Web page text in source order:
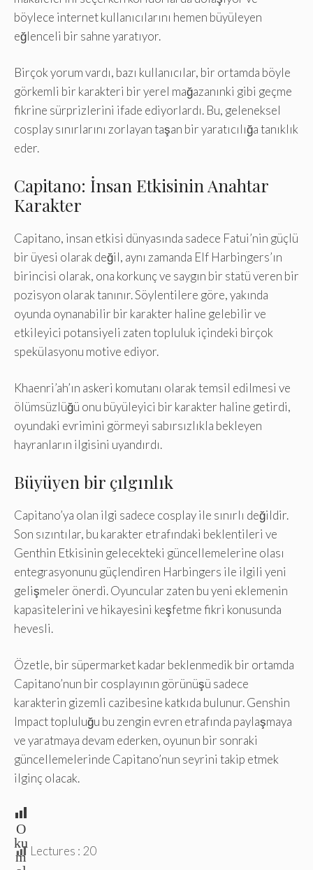
böylece internet kullanıcılarını hemen büyüleyen
eğlenceli bir sahne yaratıyor.
Birçok yorum vardı, bazı kullanıcılar, bir ortamda böyle
görkemli bir karakteri bir yerel mağazanınki gibi geçme
fikrine sürprizlerini ifade ediyorlardı. Bu, geleneksel
cosplay sınırlarını zorlayan taşan bir yaratıcılığa tanıklık
eder.
Capitano: İnsan Etkisinin Anahtar
Karakter
Capitano, insan etkisi dünyasında sadece Fatui’nin güçlü
bir üyesi olarak değil, aynı zamanda Elf Harbingers’ın
birincisi olarak, ona korkunç ve saygın bir statü veren bir
pozisyon olarak tanınır. Söylentilere göre, yakında
oyunda oynanabilir bir karakter haline gelebilir ve
etkileyici potansiyeli zaten topluluk içindeki birçok
spekülasyonu motive ediyor.
Khaenri’ah’ın askeri komutanı olarak temsil edilmesi ve
ölümsüzlüğü onu büyüleyici bir karakter haline getirdi,
oyundaki evrimini görmeyi sabırsızlıkla bekleyen
hayranların ilgisini uyandırdı.
Büyüyen bir çılgınlık
Capitano’ya olan ilgi sadece cosplay ile sınırlı değildir.
Son sızıntılar, bu karakter etrafındaki beklentileri ve
Genthin Etkisinin gelecekteki güncellemelerine olası
entegrasyonunu güçlendiren Harbingers ile ilgili yeni
gelişmeler önerdi. Oyuncular zaten bu yeni eklemenin
kapasitelerini ve hikayesini keşfetme fikri konusunda
hevesli.
Özetle, bir süpermarket kadar beklenmedik bir ortamda
Capitano’nun bir cosplayının görünüşü sadece
karakterin gizemli cazibesine katkıda bulunur. Genshin
Impact topluluğu bu zengin evren etrafında paylaşmaya
ve yaratmaya devam ederken, oyunun bir sonraki
güncellemelerinde Capitano’nun seyrini takip etmek
ilginç olacak.
O
ku
m Lectures : 20